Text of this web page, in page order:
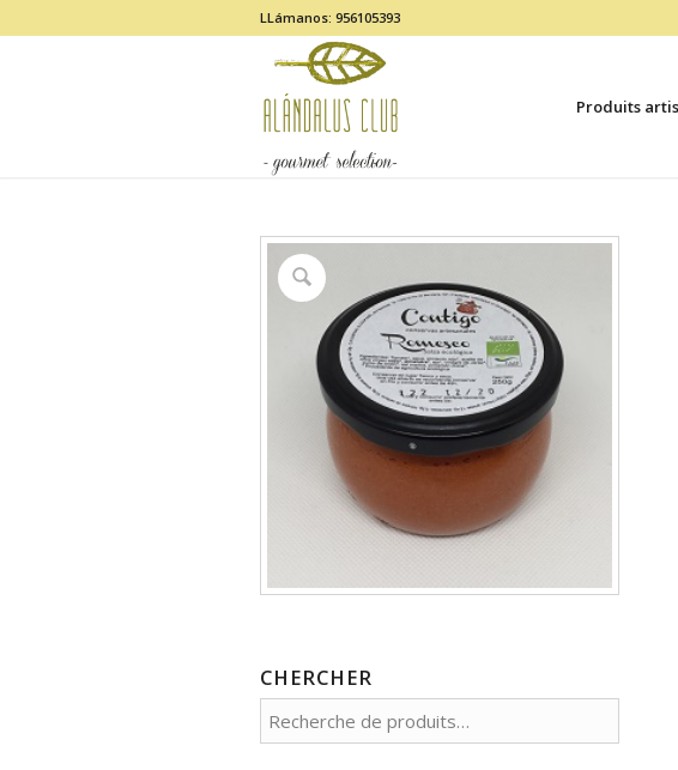
LLámanos: 956105393
Produits
CHERCHER